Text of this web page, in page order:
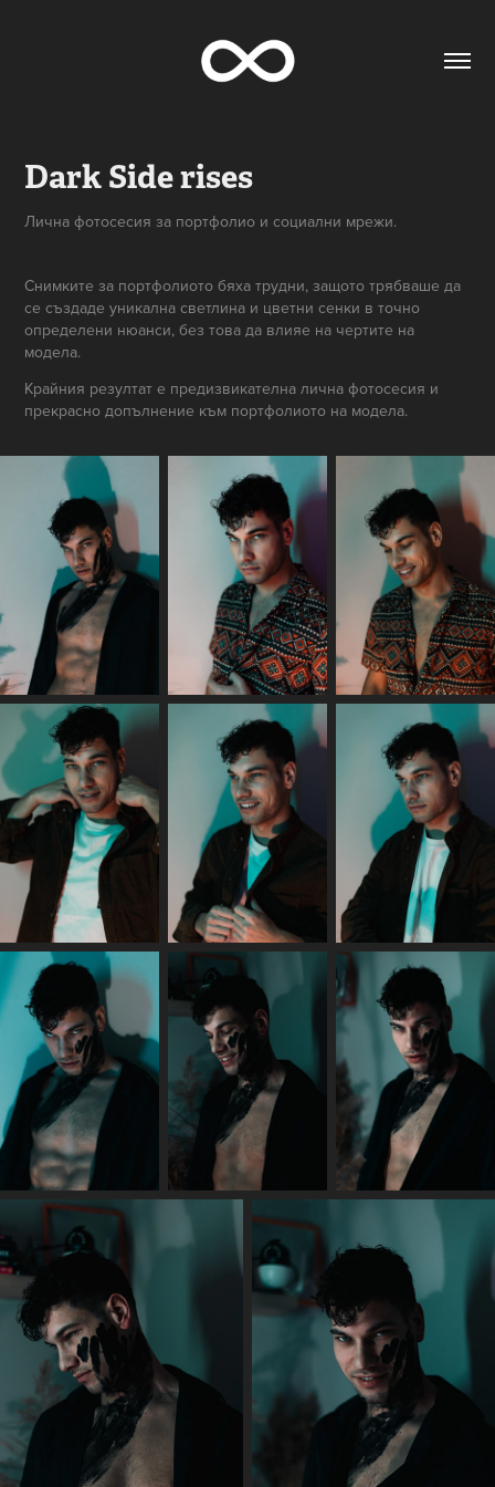
Dark Side rises
Лична фотосесия за портфолио и социални мрежи.
Снимките за портфолиото бяха трудни, защото трябваше да
се създаде уникална светлина и цветни сенки в точно
определени нюанси, без това да влияе на чертите на
модела.
Крайния резултат е предизвикателна лична фотосесия и
прекрасно допълнение към портфолиото на модела.